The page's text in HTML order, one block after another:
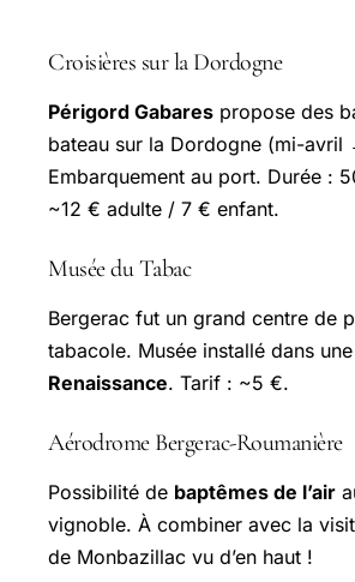
Croisières sur la Dordogne
Périgord Gabares propose des
bateau sur la Dordogne (mi-
Embarquement au port. Durée :
~12 € adulte / 7 € enfant.
Musée du Tabac
Bergerac fut un grand centre de
tabacole. Musée installé dans une
Renaissance. Tarif : ~5 €.
Aérodrome Bergerac-Roumanière
Possibilité de baptêmes de l’air
vignoble. À combiner avec la
de Monbazillac vu d’en haut !